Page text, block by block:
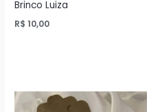
Brinco Luiza
R$ 10,00